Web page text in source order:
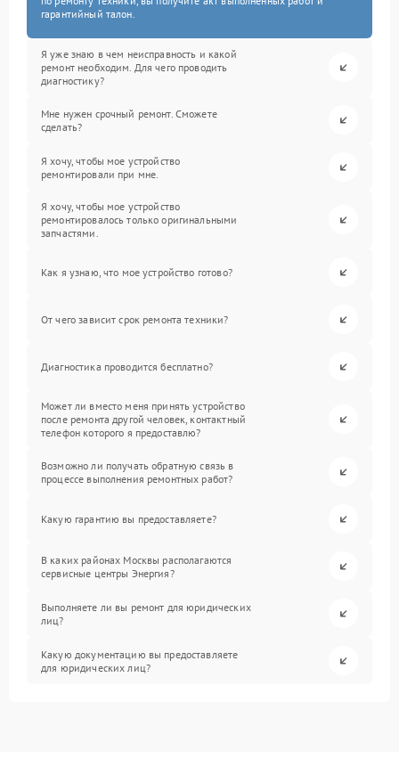
гарантийный талон.
Я уже знаю в чем неисправность и какой
ремонт необходим. Для чего проводить
диагностику?
Мне нужен срочный ремонт. Сможете
сделать?
Я хочу, чтобы мое устройство
ремонтировали при мне.
Я хочу, чтобы мое устройство
ремонтировалось только оригинальными
запчастями.
Как я узнаю, что мое устройство готово?
От чего зависит срок ремонта техники?
Диагностика проводится бесплатно?
Может ли вместо меня принять устройство
после ремонта другой человек, контактный
телефон которого я предоставлю?
Возможно ли получать обратную связь в
процессе выполнения ремонтных работ?
Какую гарантию вы предоставляете?
В каких районах Москвы располагаются
сервисные центры Энергия?
Выполняете ли вы ремонт для юридических
лиц?
Какую документацию вы предоставляете
для юридических лиц?